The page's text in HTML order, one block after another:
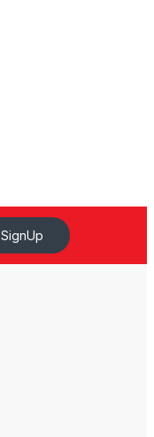
SignUp